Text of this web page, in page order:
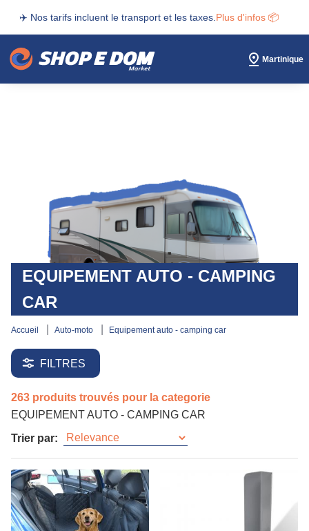
✈️ Nos tarifs incluent le transport et les taxes. Plus d'infos 📦
Martinique
EQUIPEMENT AUTO - CAMPING
CAR
accueil auto-moto equipement auto - camping car
FILTRES
263 produits trouvés pour la categorie
EQUIPEMENT AUTO - CAMPING CAR
Trier par: